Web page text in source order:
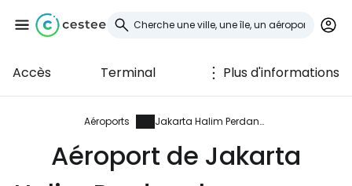
Accès Terminal Plus d'informations
Aéroports Jakarta Halim Perdanakusuma
Aéroport de Jakarta
Se connecter à
Cestee
... la communauté mondiale des voyageurs